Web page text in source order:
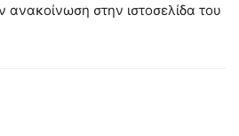
ανακοίνωση στην ιστοσελίδα του